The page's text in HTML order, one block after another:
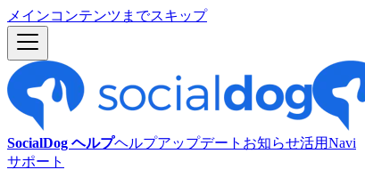
メインコンテンツまでスキップ
SocialDog ヘルプヘルプアップデート お知らせ活用Navi
サポート